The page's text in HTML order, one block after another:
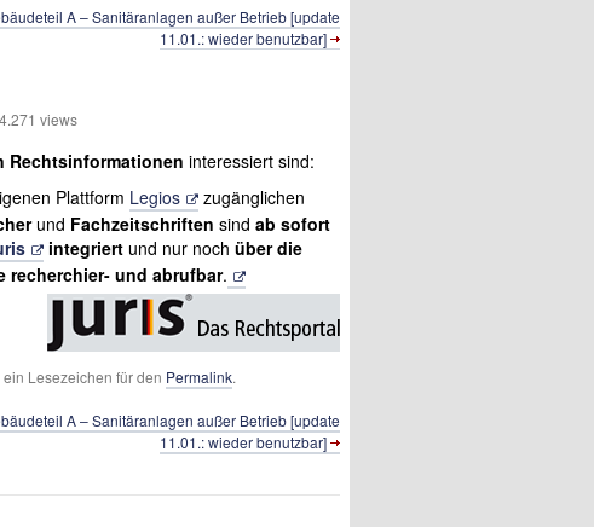
A – Sanitäranlagen außer Betrieb [update
11.01.: wieder benutzbar]
views
Rechtsinformationen interessiert sind:
Plattform Legios
zugänglichen
und Fachzeitschriften sindab sofort
integriert und nur nochüber die
recherchier- und abrufbar.
Lesezeichen für den Permalink.
A – Sanitäranlagen außer Betrieb [update
11.01.: wieder benutzbar]